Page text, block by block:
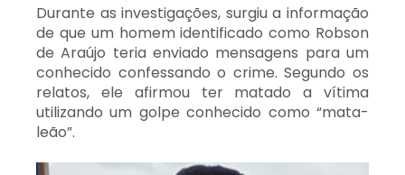
Durante as investigações, surgiu a informação
de que um homem identificado como Robson
de Araújo teria enviado mensagens para um
conhecido confessando o crime. Segundo os
relatos, ele afirmou ter matado a vítima
utilizando um golpe conhecido como “mata-
leão”.